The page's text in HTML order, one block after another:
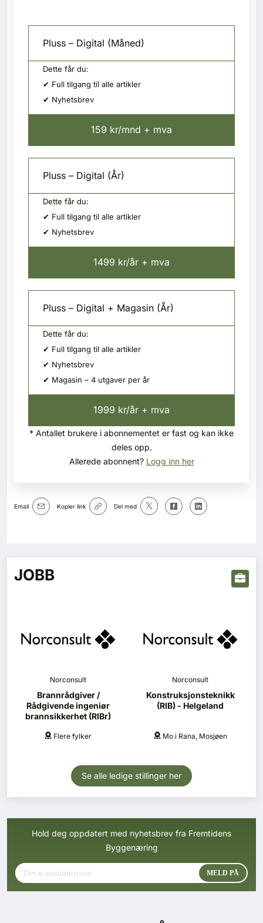
Pluss – Digital (Måned)
Dette får du:
✔ Full tilgang til alle artikler
✔ Nyhetsbrev
159 kr/mnd + mva
Pluss – Digital (År)
Dette får du:
✔ Full tilgang til alle artikler
✔ Nyhetsbrev
1499 kr/år + mva
Pluss – Digital + Magasin (År)
Dette får du:
✔ Full tilgang til alle artikler
✔ Nyhetsbrev
✔ Magasin – 4 utgaver per år
1999 kr/år + mva
* Antallet brukere i abonnementet er fast og kan ikke
deles opp.
Allerede abonnent? Logg inn her
Email Kopier link Del med
JOBB
Norconsult
Brannrådgiver /
Rådgivende ingeniør
brannsikkerhet (RIBr)
Flere fylker
Norconsult
Konstruksjonsteknikk
(RIB) - Helgeland
Mo i Rana, Mosjøen
Se alle ledige stillinger her
Hold deg oppdatert med nyhetsbrev fra Fremtidens
Byggenæring